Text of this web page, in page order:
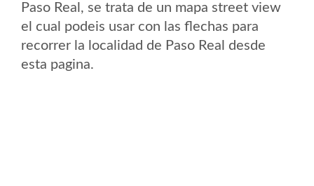
Paso Real, se trata de un mapa street view
el cual podeis usar con las flechas para
recorrer la localidad de Paso Real desde
esta pagina.